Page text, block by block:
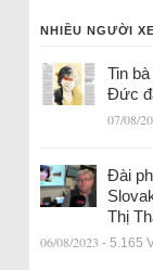
NHIỀU NGƯỜI
Tin
Đức
07/08/
Đài
Thị
06/08/2023 - 5.165